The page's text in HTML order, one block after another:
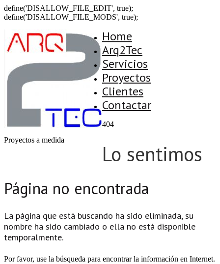
define('DISALLOW_FILE_EDIT', true);
define('DISALLOW_FILE_MODS', true);
Proyectos a medida
Home
Arq2Tec
Servicios
Proyectos
Clientes
Contactar
404
Lo sentimos
Página no encontrada
La página que está buscando ha sido eliminada, su
nombre ha sido cambiado o ella no está disponible
temporalmente.
Por favor, use la búsqueda para encontrar la información en Internet.